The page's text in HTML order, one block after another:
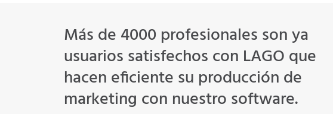
Más de 4000 profesionales son ya
usuarios satisfechos con LAGO que
hacen eficiente su producción de
marketing con nuestro software.